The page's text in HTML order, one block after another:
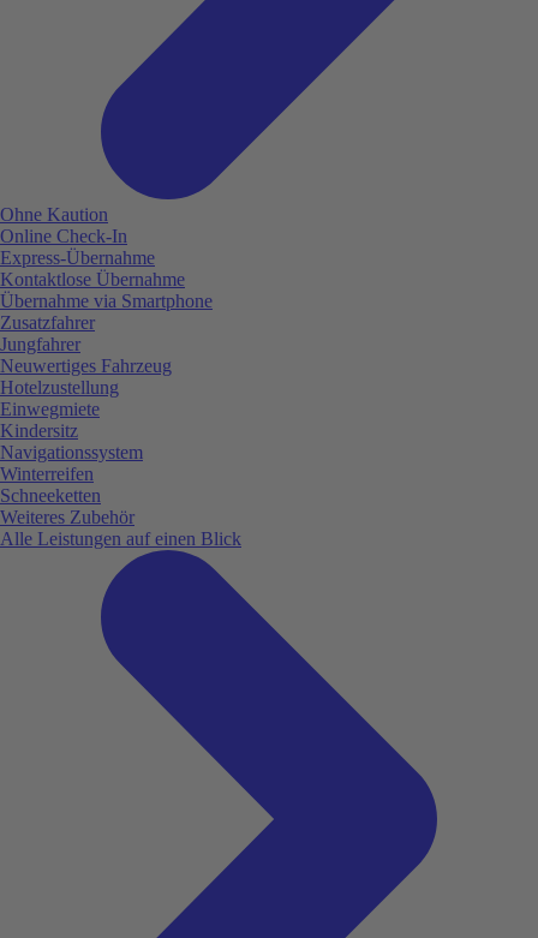
Ohne Kaution
Online Check-In
Express-Übernahme
Kontaktlose Übernahme
Übernahme via Smartphone
Zusatzfahrer
Jungfahrer
Neuwertiges Fahrzeug
Hotelzustellung
Einwegmiete
Kindersitz
Navigationssystem
Winterreifen
Schneeketten
Weiteres Zubehör
Alle Leistungen auf einen Blick